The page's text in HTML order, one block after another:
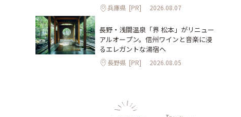
兵庫県 [PR] 2026.08.07
長野・浅間温泉「界 松本」がリニュー
アルオープン。信州ワインと音楽に浸
るエレガントな湯宿へ
長野県 [PR] 2026.08.05